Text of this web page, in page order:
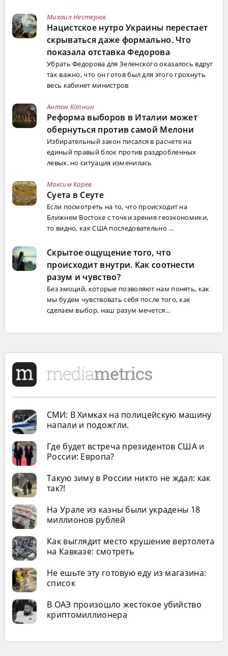
Михаил Нестерюк
Нацистское нутро Украины перестает
скрываться даже формально. Что
показала отставка Федорова
Убрать Федорова для Зеленского оказалось вдруг
так важно, что он готов был для этого грохнуть
весь кабинет министров
Антон Копнин
Реформа выборов в Италии может
обернуться против самой Мелони
Избирательный закон писался в расчете на
единый правый блок против раздробленных
левых, но ситуация изменилась
Максим Карев
Суета в Сеуте
Если посмотреть на то, что происходит на
Ближнем Востоке с точки зрения геоэкономики,
то видно, как США последовательно ...
Скрытое ощущение того, что
происходит внутри. Как соотнести
разум и чувство?
Без эмоций, которые позволяют нам понять, как
мы будем чувствовать себя после того, как
сделаем выбор, наш разум мечется...
СМИ: В Химках на полицейскую машину
напали и подожгли.
Где будет встреча президентов США и
России: Европа?
Такую зиму в России никто не ждал: как
так?!
На Урале из казны были украдены 18
миллионов рублей
Как выглядит место крушение вертолета
на Кавказе: смотреть
Не ешьте эту готовую еду из магазина:
список
В ОАЭ произошло жестокое убийство
криптомиллионера